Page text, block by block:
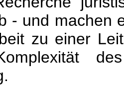
- und machen
zu einer